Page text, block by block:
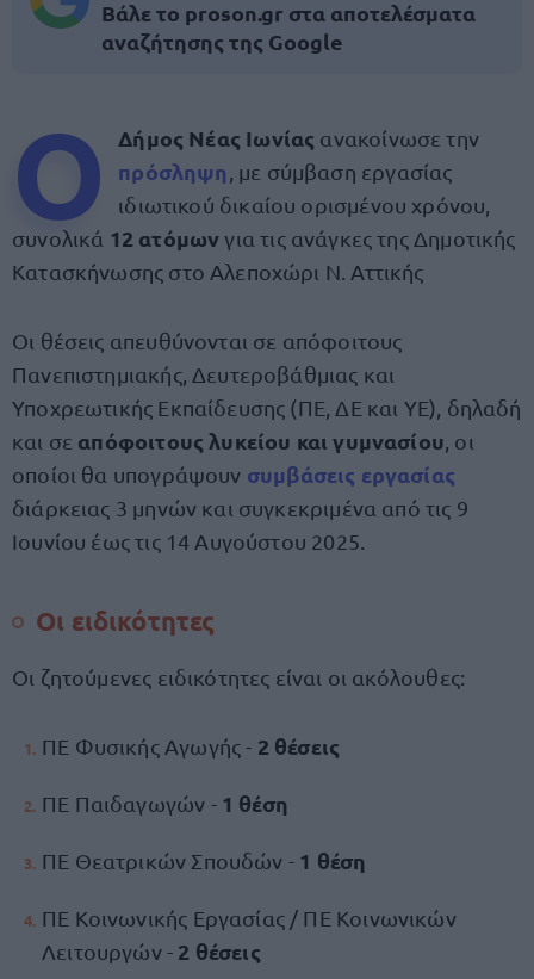
Βάλε το proson.gr στα αποτελέσματα
αναζήτησης της Google
Ο Δήμος Νέας Ιωνίας ανακοίνωσε την
πρόσληψη , με σύμβαση εργασίας
ιδιωτικού δικαίου ορισμένου χρόνου,
συνολικά 12 ατόμωνγια τις ανάγκες της Δημοτικής
Κατασκήνωσης στο Αλεποχώρι Ν. Αττικής
Οι θέσεις απευθύνονται σε απόφοιτους
Πανεπιστημιακής, Δευτεροβάθμιας και
Υποχρεωτικής Εκπαίδευσης (ΠΕ, ΔΕ και ΥΕ), δηλαδή
και σε απόφοιτους λυκείου και γυμνασίου , οι
οποίοι θα υπογράψουν συμβάσεις εργασίας
διάρκειας 3 μηνών και συγκεκριμένα από τις 9
Ιουνίου έως τις 14 Αυγούστου 2025.
Οι ειδικότητες
Οι ζητούμενες ειδικότητες είναι οι ακόλουθες:
ΠΕ Φυσικής Αγωγής - 2 θέσεις
ΠΕ Παιδαγωγών - 1 θέση
ΠΕ Θεατρικών Σπουδών - 1 θέση
ΠΕ Κοινωνικής Εργασίας / ΠΕ Κοινωνικών
Λειτουργών - 2 θέσεις